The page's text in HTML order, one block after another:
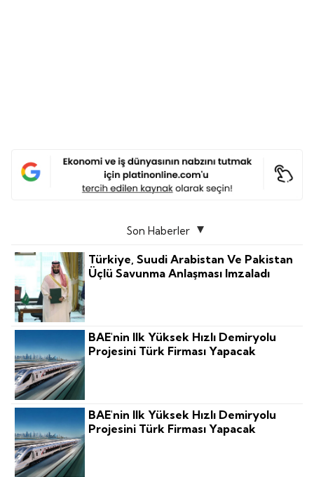
Son Haberler
Türkiye, Suudi Arabistan Ve Pakistan
Üçlü Savunma Anlaşması Imzaladı
BAE'nin Ilk Yüksek Hızlı Demiryolu
Projesini Türk Firması Yapacak
BAE'nin Ilk Yüksek Hızlı Demiryolu
Projesini Türk Firması Yapacak